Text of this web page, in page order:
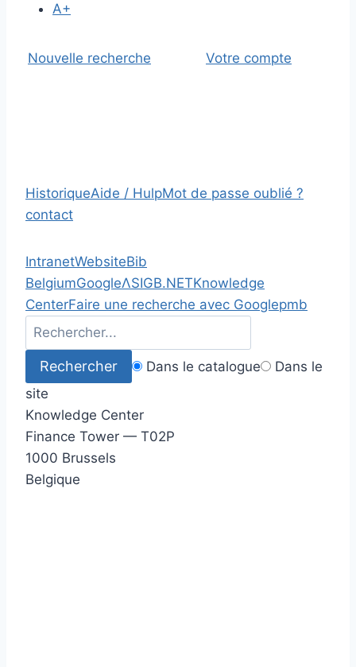
A+
Nouvelle recherche Votre compte
HistoriqueAide / HulpMot de passe oublié ?
contact
IntranetWebsiteBib
BelgiumGoogleΛSIGB.NETKnowledge
CenterFaire une recherche avec Googlepmb
Dans le catalogue
Dans le
site
Knowledge Center
Finance Tower — T02P
1000 Brussels
Belgique